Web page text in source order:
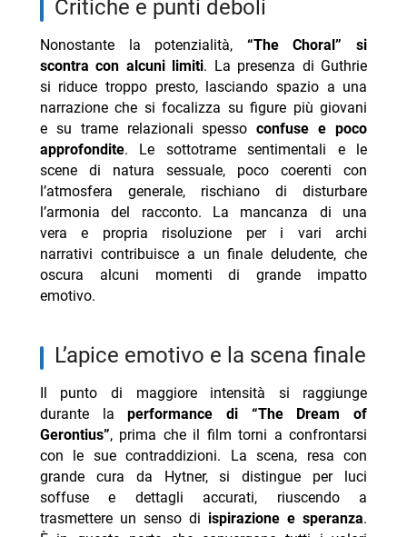
critiche e punti deboli
Nonostante la potenzialità, “The Choral” si
scontra con alcuni limiti. La presenza di Guthrie
si riduce troppo presto, lasciando spazio a una
narrazione che si focalizza su figure più giovani
e su trame relazionali spessoconfuse e poco
approfondite. Le sottotrame sentimentali e le
scene di natura sessuale, poco coerenti con
l’atmosfera generale, rischiano di disturbare
l’armonia del racconto. La mancanza di una
vera e propria risoluzione per i vari archi
narrativi contribuisce a un finale deludente, che
oscura alcuni momenti di grande impatto
emotivo.
l’apice emotivo e la scena finale
Il punto di maggiore intensità si raggiunge
durante laperformance di “The Dream of
Gerontius”, prima che il film torni a confrontarsi
con le sue contraddizioni. La scena, resa con
grande cura da Hytner, si distingue per luci
soffuse e dettagli accurati, riuscendo a
trasmettere un senso di ispirazione e speranza.